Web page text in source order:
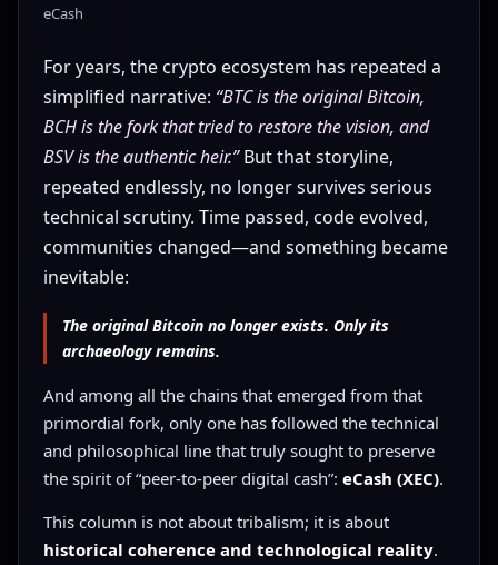
eCash
For years, the crypto ecosystem has repeated a
simplified narrative: “BTC is the original Bitcoin,
BCH is the fork that tried to restore the vision, and
BSV is the authentic heir.”But that storyline,
repeated endlessly, no longer survives serious
technical scrutiny. Time passed, code evolved,
communities changed—and something became
inevitable:
The original Bitcoin no longer exists. Only its
archaeology remains.
And among all the chains that emerged from that
primordial fork, only one has followed the technical
and philosophical line that truly sought to preserve
the spirit of “peer-to-peer digital cash”: eCash (XEC).
This column is not about tribalism; it is about
historical coherence and technological reality.